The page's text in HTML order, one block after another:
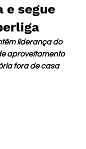
e segue
liderança do
aproveitamento
fora de casa